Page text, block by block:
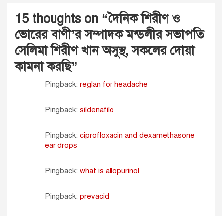
15 thoughts on “দৈনিক শিরীণ ও
ভোরের বাণী’র সম্পাদক মন্ডলীর সভাপতি
সেলিমা শিরীণ খান অসুস্থ, সকলের দোয়া
কামনা করছি”
Pingback: reglan for headache
Pingback: sildenafilo
Pingback: ciprofloxacin and dexamethasone
ear drops
Pingback: what is allopurinol
Pingback: prevacid